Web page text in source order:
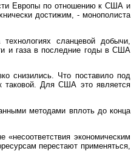
Европы по отношению к США и
достижим, - монополиста
сланцевой добычи,
и газа в последние годы в США
снизились. Что поставило под
таковой. Для США это является
методами вплоть до конца
экономическим
перестают применяться,